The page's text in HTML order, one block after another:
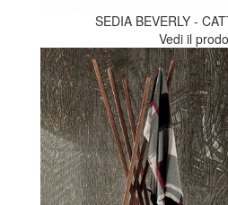
SEDIA BEVERLY -
Vedi il